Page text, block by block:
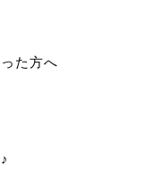
た方へ